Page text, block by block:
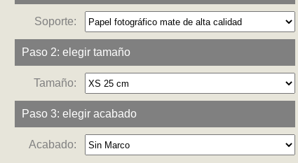
Soporte:
Paso 2: elegir tamaño
Tamaño:
Paso 3: elegir acabado
Acabado: